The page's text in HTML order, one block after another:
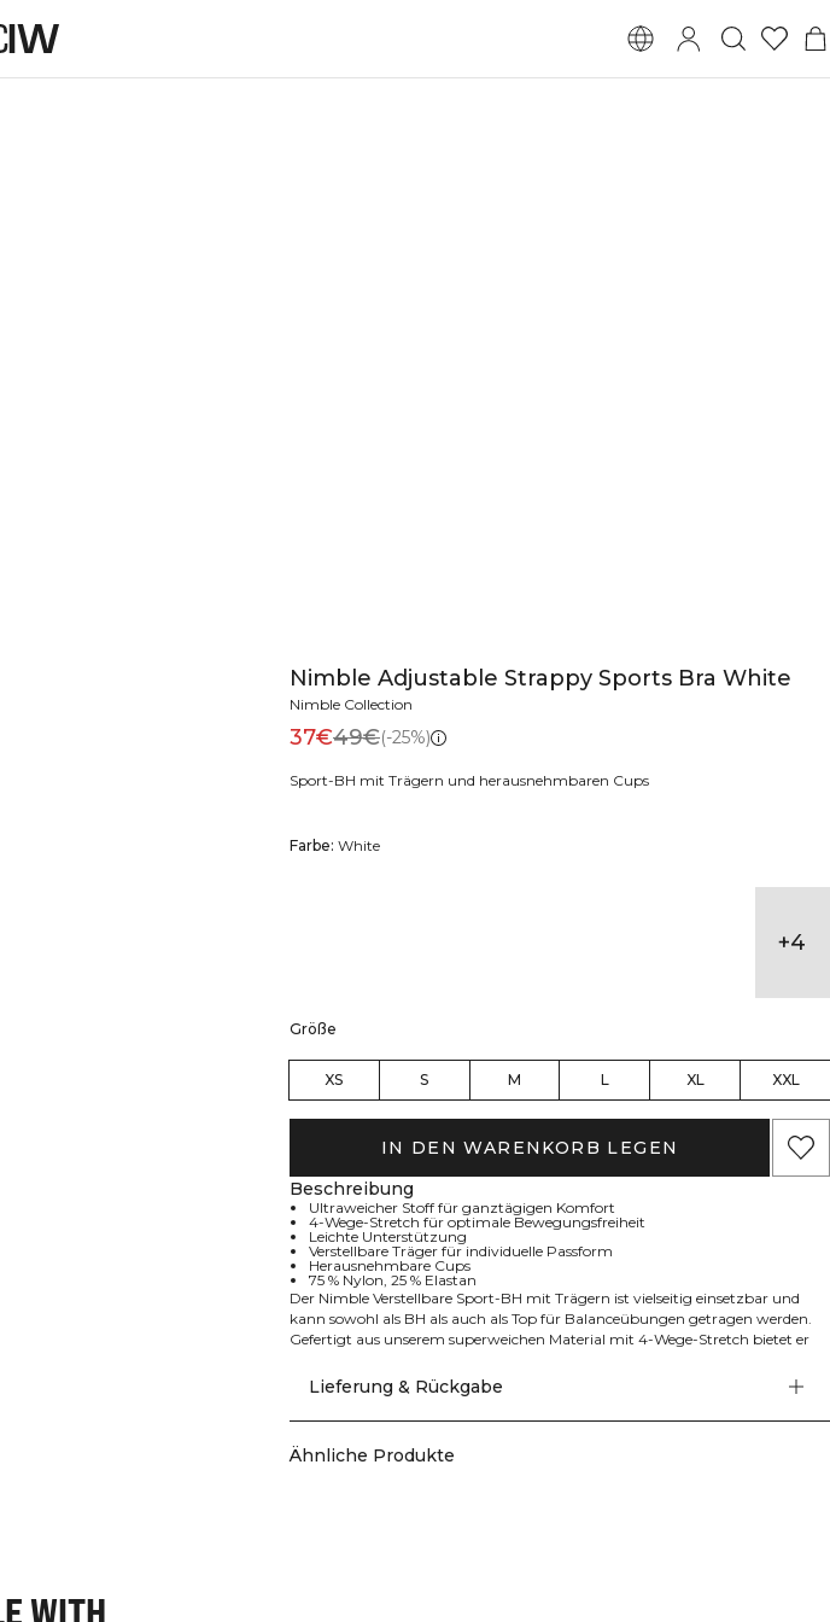
Nimble Adjustable Strappy Sports Bra White
Nimble Collection
37€49€(-25%)
Sport-BH mit Trägern und herausnehmbaren Cups
Farbe: White
+4
Größe
XS S M L XL XXL
IN DEN WARENKORB LEGEN
Beschreibung
Ultraweicher Stoff für ganztägigen Komfort
4-Wege-Stretch für optimale Bewegungsfreiheit
Leichte Unterstützung
Verstellbare Träger für individuelle Passform
Herausnehmbare Cups
75 % Nylon, 25 % Elastan
Der Nimble Verstellbare Sport-BH mit Trägern ist vielseitig einsetzbar und
kann sowohl als BH als auch als Top für Balanceübungen getragen werden.
Gefertigt aus unserem superweichen Material mit 4-Wege-Stretch bietet er
und herausnehmbaren Cups ermöglichen eine individuelle Anpassung des
Tragekomforts. Ultraweicher Stoff für ganztägigen Tragekomfort, 4-Wege-
Stretch für optimale Bewegungsfreiheit, leichte Unterstützung, verstellbare
Träger für individuelle Passform und herausnehmbare Cups. 75% Nylon, 25%
Elastan
Lieferung & Rückgabe
Ähnliche Produkte
WITH